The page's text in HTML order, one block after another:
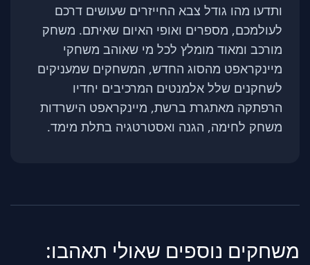
ותדעו מהו גודל צבא החייזרים שעושים דרכם
לעולמכם, מספרים ואופי האיום שאיתם. משחק
מורכב ומאוד מומלץ לכל מי שאוהב משחקי
מיינקראפט מהסוג החדש, המשחקים שמעניקים
לשחקנים שלל אלמנטים המרכיבים יחדיו
הרפתקה מאתגרת ברשת, מיינקראפט הישרדות
משחק לחימה, הגנה ואסטרטגיה בתלת מימד.
משחקים נוספים שאולי תאהבו: